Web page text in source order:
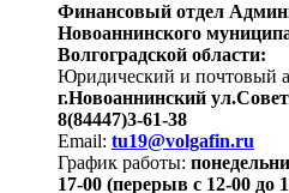
Финансовый отдел
Новоаннинского
Волгоградской области:
Юридический и почтовый
г.Новоаннинский
8(84447)3-61-38
Email: tu19@volgafin.ru
График работы:
17-00 (перерыв с 12-00 до